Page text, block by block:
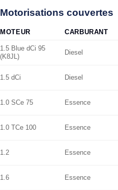
Motorisations couvertes
MOTEUR CARBURANT
1.5 Blue dCi 95
(K8JL)
Diesel
1.5 dCi Diesel
1.0 SCe 75 Essence
1.0 TCe 100 Essence
1.2 Essence
1.6 Essence